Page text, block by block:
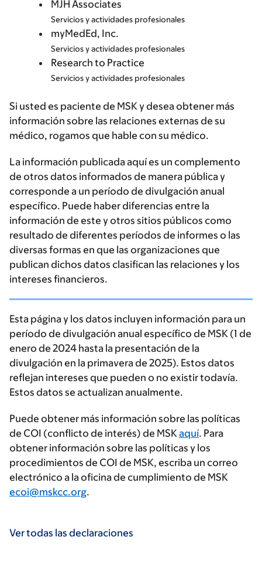
MJH Associates
Servicios y actividades profesionales
myMedEd, Inc.
Servicios y actividades profesionales
Research to Practice
Servicios y actividades profesionales
Si usted es paciente de MSK y desea obtener más
información sobre las relaciones externas de su
médico, rogamos que hable con su médico.
La información publicada aquí es un complemento
de otros datos informados de manera pública y
corresponde a un período de divulgación anual
específico. Puede haber diferencias entre la
información de este y otros sitios públicos como
resultado de diferentes períodos de informes o las
diversas formas en que las organizaciones que
publican dichos datos clasifican las relaciones y los
intereses financieros.
Esta página y los datos incluyen información para un
período de divulgación anual específico de MSK (1 de
enero de 2024 hasta la presentación de la
divulgación en la primavera de 2025). Estos datos
reflejan intereses que pueden o no existir todavía.
Estos datos se actualizan anualmente.
Puede obtener más información sobre las políticas
de COI (conflicto de interés) de MSKaquí. Para
obtener información sobre las políticas y los
procedimientos de COI de MSK, escriba un correo
electrónico a la oficina de cumplimiento de MSK
ecoi@mskcc.org.
Ver todas las declaraciones